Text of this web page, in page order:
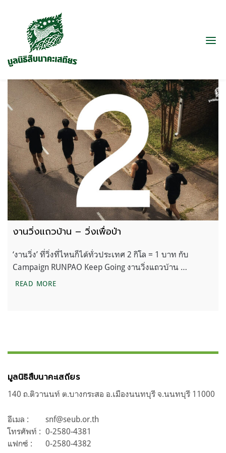
งานวิ่งแถวบ้าน – วิ่งเพื่อป่า
‘งานวิ่ง’ ที่วิ่งที่ไหนก็ได้ทั่วประเทศ 2 กิโล = 1 บาท กับ
Campaign RUNPAO Keep Going งานวิ่งแถวบ้าน …
READ MOREงานวิ่งแถวบ้าน – วิ่งเพื่อป่า
มูลนิธิสืบนาคะเสถียร
140 ถ.ติวานนท์ ต.บางกระสอ อ.เมืองนนทบุรี จ.นนทบุรี 11000
อีเมล :
snf@seub.or.th
โทรศัพท์ : 0-2580-4381
แฟกซ์ :
0-2580-4382